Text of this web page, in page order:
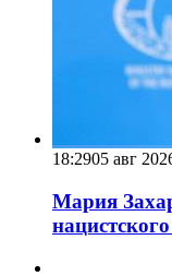
18:2905 авг
Мария